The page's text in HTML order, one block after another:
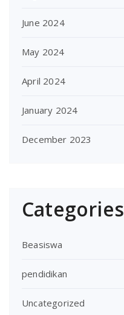
June 2024
May 2024
April 2024
January 2024
December 2023
Categories
Beasiswa
pendidikan
Uncategorized